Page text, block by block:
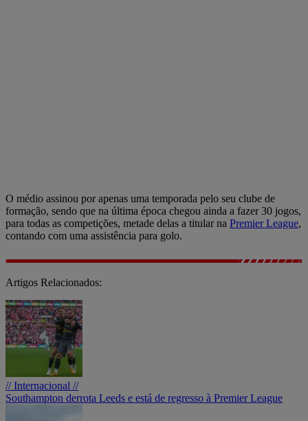
O médio assinou por apenas uma temporada pelo seu clube de
formação, sendo que na última época chegou ainda a fazer 30 jogos,
para todas as competições, metade delas a titular na Premier League,
contando com uma assistência para golo.
Artigos Relacionados:
// Internacional //
Southampton derrota Leeds e está de regresso à Premier League